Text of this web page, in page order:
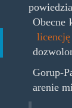
Obecne
Gorup-
arenie